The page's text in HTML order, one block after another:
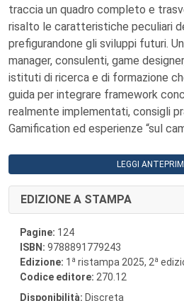
traccia un quadro completo e
risalto le caratteristiche peculiari
prefigurandone gli sviluppi futuri.
manager, consulenti, game
istituti di ricerca e di formazione
guida per integrare framework
realmente implementati, consigli
Gamification ed esperienze “sul
LEGGI
EDIZIONE A STAMPA
Pagine: 124
ISBN: 9788891779243
Edizione: 1 a ristampa 2025, 2a
Codice editore: 270.12
Disponibilità: Discreta